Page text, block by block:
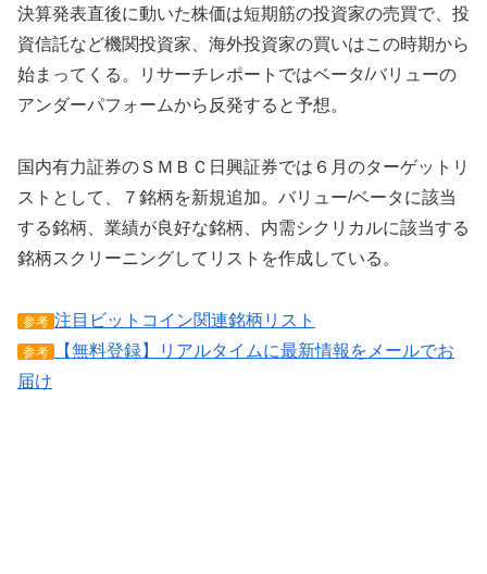
決算発表直後に動いた株価は短期筋の投資家の売買で、投
資信託など機関投資家、海外投資家の買いはこの時期から
始まってくる。リサーチレポートではベータ/バリューの
アンダーパフォームから反発すると予想。
国内有力証券のＳＭＢＣ日興証券では６月のターゲットリ
ストとして、７銘柄を新規追加。バリュー/ベータに該当
する銘柄、業績が良好な銘柄、内需シクリカルに該当する
銘柄スクリーニングしてリストを作成している。
参考 注目ビットコイン関連銘柄リスト
参考
【無料登録】リアルタイムに最新情報をメールでお
届け